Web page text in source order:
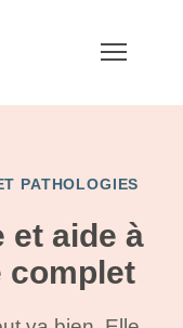
PATHOLOGIES
et aide à
complet